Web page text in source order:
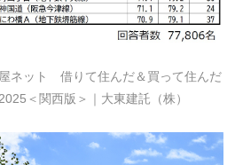
ネット 借りて住んだ＆買って住んだ
＜関西版＞｜大東建託（株）